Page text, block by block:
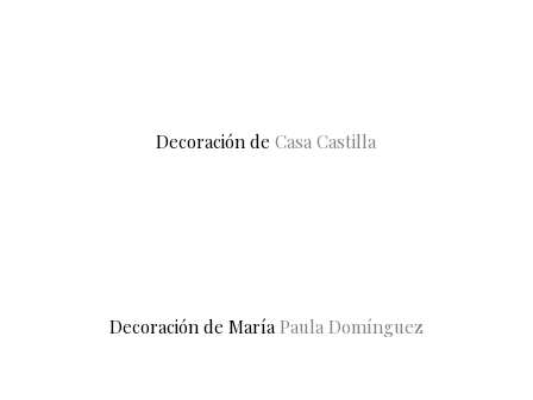
Decoración deCasa Castilla
Decoración de María Paula Domínguez